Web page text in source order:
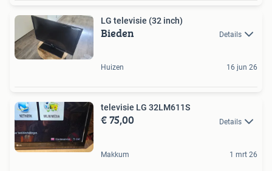
LG televisie (32 inch)
Bieden Details
Huizen 16 jun 26
televisie LG 32LM611S
€ 75,00 Details
Makkum 1 mrt 26